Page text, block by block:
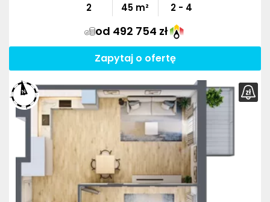
2 45m² 2 - 4
od 492 754 zł
Zapytaj o ofertę